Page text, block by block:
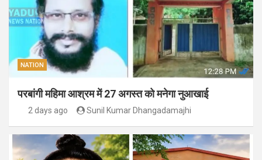
NATION
परबांगी महिमा आश्रम में 27 अगस्त को मनेगा नुआखाई
2 days ago Sunil Kumar Dhangadamajhi